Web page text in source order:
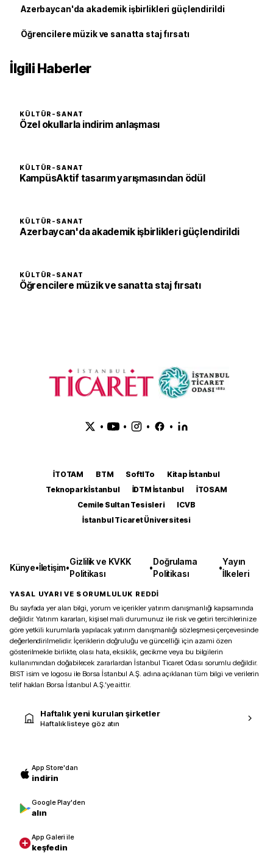
Azerbaycan'da akademik işbirlikleri güçlendirildi
Öğrencilere müzik ve sanatta staj fırsatı
İlgili Haberler
KÜLTÜR-SANAT
Özel okullarla indirim anlaşması
KÜLTÜR-SANAT
KampüsAktif tasarım yarışmasından ödül
KÜLTÜR-SANAT
Azerbaycan'da akademik işbirlikleri güçlendirildi
KÜLTÜR-SANAT
Öğrencilere müzik ve sanatta staj fırsatı
• • • •
İTOTAM BTM SoftITo
Kitap İstanbul
Teknopark İstanbul
İDTM İstanbul
İTOSAM
Cemile Sultan Tesisleri
ICVB
İstanbul Ticaret Üniversitesi
Künye•İletişim•
Gizlilik ve KVKK
Politikası
•
Doğrulama
Politikası
•
Yayın
İlkeleri
YASAL UYARI VE SORUMLULUK REDDİ
Bu sayfada yer alan bilgi, yorum ve içerikler yatırım danışmanlığı kapsamında
değildir. Yatırım kararları, kişisel mali durumunuz ile risk ve getiri tercihlerinize
göre yetkili kurumlarla yapılacak yatırım danışmanlığı sözleşmesi çerçevesinde
değerlendirilmelidir. İçeriklerin doğruluğu ve güncelliği için azami özen
gösterilmekle birlikte, olası hata, eksiklik, gecikme veya bu bilgilerin
kullanımından doğabilecek zararlardan İstanbul Ticaret Odası sorumlu değildir.
BIST isim ve logosu ile Borsa İstanbul A.Ş. adına açıklanan tüm bilgi ve verilerin
telif hakları Borsa İstanbul A.Ş.’ye aittir.
Haftalık yeni kurulan şirketler
Haftalık listeye göz atın
App Store'dan
indirin
Google Play'den
alın
App Galeri ile
keşfedin